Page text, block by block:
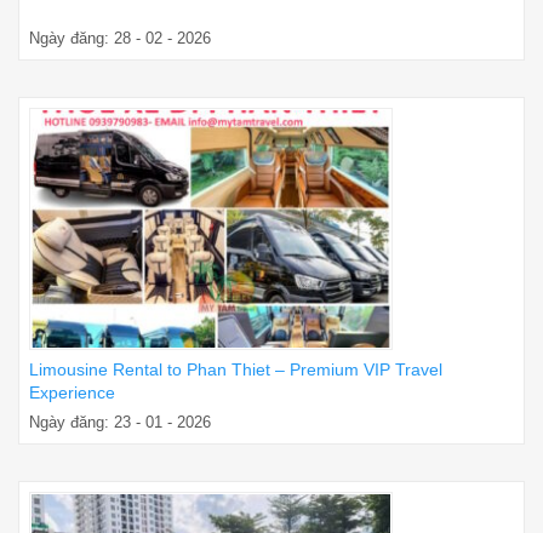
Ngày đăng: 28 - 02 - 2026
Limousine Rental to Phan Thiet – Premium VIP Travel
Experience
Ngày đăng: 23 - 01 - 2026